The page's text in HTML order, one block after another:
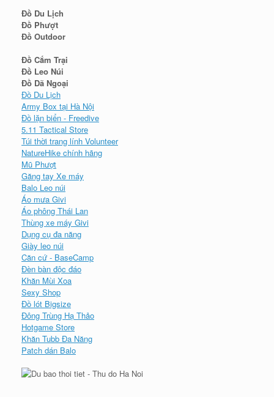
Đồ Du Lịch
Đồ Phượt
Đồ Outdoor
Đồ Cắm Trại
Đồ Leo Núi
Đồ Dã Ngoại
Đồ Du Lịch
Army Box tại Hà Nội
Đồ lặn biển - Freedive
5.11 Tactical Store
Túi thời trang lính Volunteer
NatureHike chính hãng
Mũ Phượt
Găng tay Xe máy
Balo Leo núi
Áo mưa Givi
Áo phông Thái Lan
Thùng xe máy Givi
Dụng cụ đa năng
Giày leo núi
Căn cứ - BaseCamp
Đèn bàn độc đáo
Khăn Mùi Xoa
Sexy Shop
Đồ lót Bigsize
Đông Trùng Hạ Thảo
Hotgame Store
Khăn Tubb Đa Năng
Patch dán Balo